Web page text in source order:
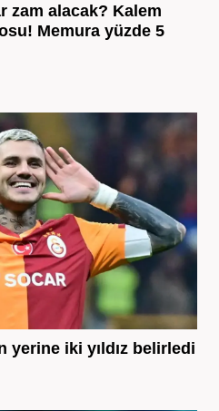
zam alacak? Kalem
Memura yüzde 5
yerine iki yıldız belirledi